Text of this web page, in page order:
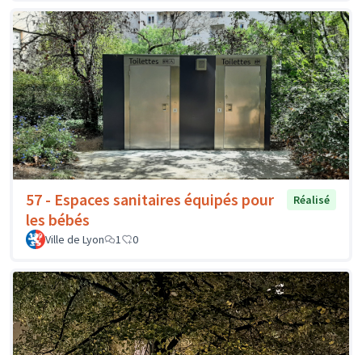
57 - Espaces sanitaires équipés pour
les bébés
Réalisé
Ville de Lyon 1 0